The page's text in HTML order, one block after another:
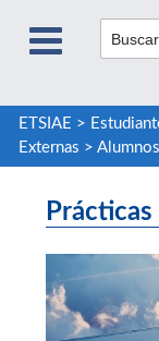
ETSIAE >
Externas > Alumnos